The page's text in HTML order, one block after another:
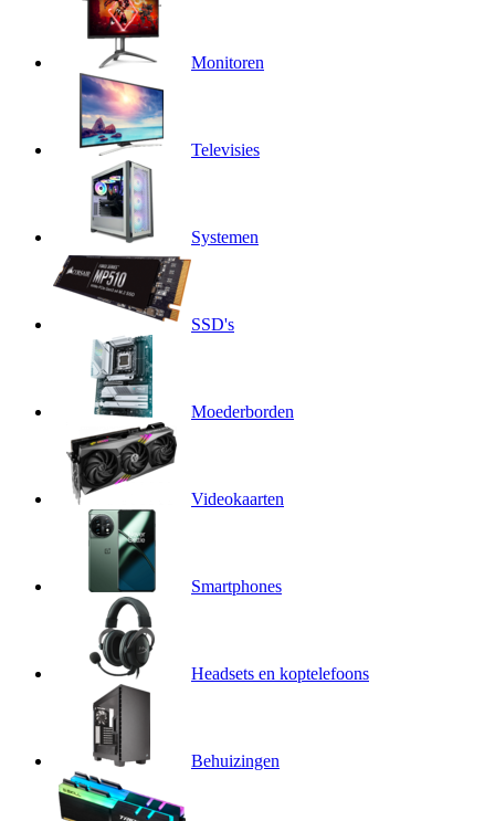
Monitoren
Televisies
Systemen
SSD's
Moederborden
Videokaarten
Smartphones
Headsets en koptelefoons
Behuizingen